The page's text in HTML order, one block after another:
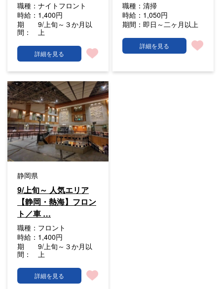
職種： ナイトフロント
時給： 1,400円
期
間：
9/上旬～３か月以
上
詳細を見る
職種：清掃
時給： 1,050円
期間：即日～二ヶ月以上
詳細を見る
静岡県
9/上旬～ 人気エリア
【静岡・熱海】フロン
ト／車 …
職種： フロント
時給： 1,400円
期
間：
9/上旬～３か月以
上
詳細を見る